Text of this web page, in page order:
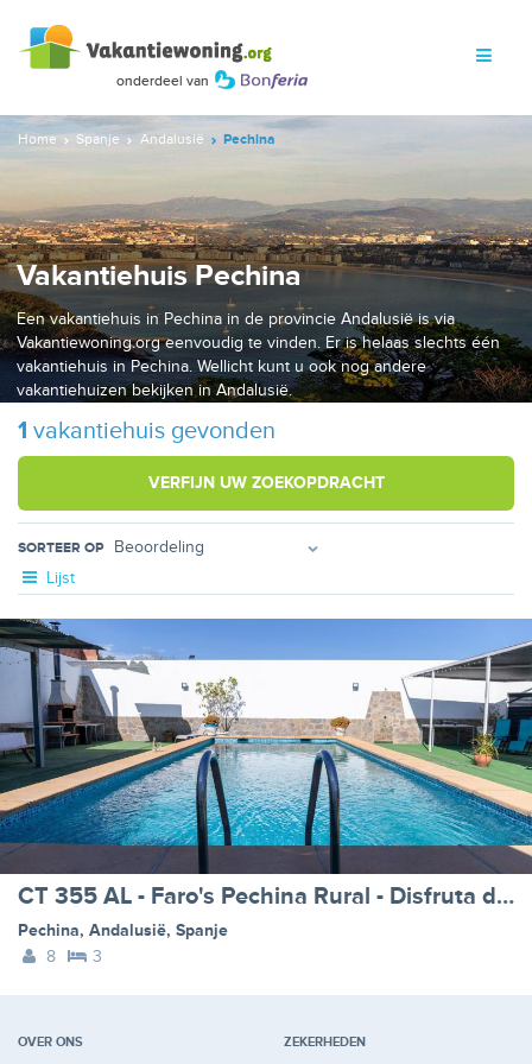
Home Spanje Andalusië Pechina
Vakantiehuis Pechina
Een vakantiehuis in Pechina in de provincie Andalusië is via
Vakantiewoning.org eenvoudig te vinden. Er is helaas slechts één
vakantiehuis in Pechina. Wellicht kunt u ook nog andere
vakantiehuizen bekijken in Andalusië.
1 vakantiehuis gevonden
VERFIJN UW ZOEKOPDRACHT
SORTEER OP
Lijst
CT 355 AL - Faro's Pechina Rural - Disfruta de un Cortijo
Pechina, Andalusië, Spanje
8
3
OVER ONS ZEKERHEDEN